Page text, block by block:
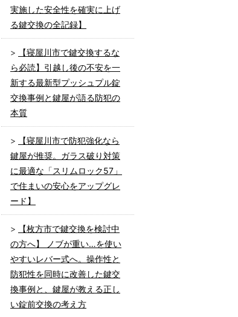
実施した安全性を確実に上げ
る鍵交換の全記録】
【寝屋川市で鍵交換するな
ら必読】引越し後の不安を一
新する最新型プッシュプル錠
交換事例と鍵屋が語る防犯の
本質
【寝屋川市で防犯強化なら
鍵屋が推奨。ガラス破り対策
に最適な「スリムロック57」
で住まいの安心をアップグレ
ード】
【枚方市で鍵交換を検討中
の方へ】 ノブが重い…を使い
やすいレバー式へ。操作性と
防犯性を同時に改善した鍵交
換事例と、鍵屋が教える正し
い錠前交換の考え方